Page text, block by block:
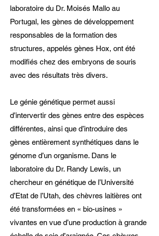
laboratoire du Dr. Moisés Mallo au
Portugal, les gènes de développement
responsables de la formation des
structures, appelés gènes Hox, ont été
modifiés chez des embryons de souris
avec des résultats très divers.
Le génie génétique permet aussi
d’intervertir des gènes entre des espèces
différentes, ainsi que d’introduire des
gènes entièrement synthétiques dans le
génome d’un organisme. Dans le
laboratoire du Dr. Randy Lewis, un
chercheur en génétique de l’Université
d’Etat de l’Utah, des chèvres laitières ont
été transformées en « bio-usines »
vivantes en vue d’une production à grande